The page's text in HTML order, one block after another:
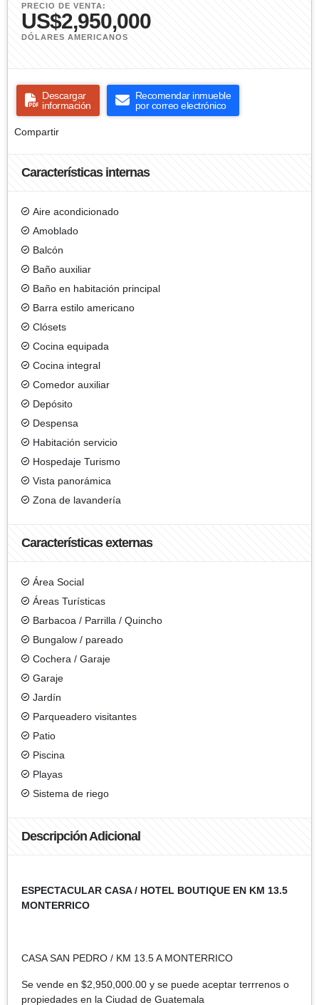
PRECIO DE VENTA:
US$2,950,000
DÓLARES AMERICANOS
Descargar
información
Recomendar inmueble
por correo electrónico
Compartir
Características internas
Aire acondicionado
Amoblado
Balcón
Baño auxiliar
Baño en habitación principal
Barra estilo americano
Clósets
Cocina equipada
Cocina integral
Comedor auxiliar
Depósito
Despensa
Habitación servicio
Hospedaje Turismo
Vista panorámica
Zona de lavandería
Características externas
Área Social
Áreas Turísticas
Barbacoa / Parrilla / Quincho
Bungalow / pareado
Cochera / Garaje
Garaje
Jardín
Parqueadero visitantes
Patio
Piscina
Playas
Sistema de riego
Descripción Adicional
ESPECTACULAR CASA / HOTEL BOUTIQUE EN KM 13.5
MONTERRICO
CASA SAN PEDRO / KM 13.5 A MONTERRICO
Se vende en $2,950,000.00 y se puede aceptar terrrenos o
propiedades en la Ciudad de Guatemala